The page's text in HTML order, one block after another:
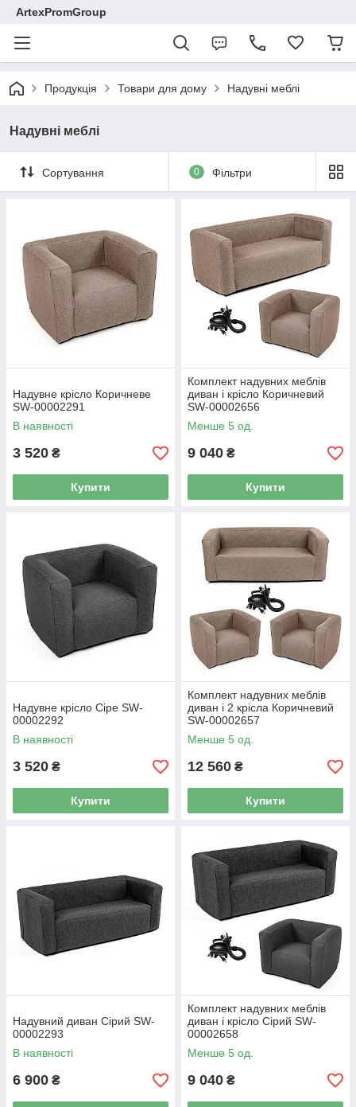
ArtexPromGroup
Продукція Товари для дому Надувні меблі
Надувні меблі
Сортування 0 Фільтри
Надувне крісло Коричневе
SW-00002291
В наявності
3 520 ₴
Купити
Комплект надувних меблів
диван і крісло Коричневий
SW-00002656
Менше 5 од.
9 040 ₴
Купити
Надувне крісло Сіре SW-
00002292
В наявності
3 520 ₴
Купити
Комплект надувних меблів
диван і 2 крісла Коричневий
SW-00002657
Менше 5 од.
12 560 ₴
Купити
Надувний диван Сірий SW-
00002293
В наявності
6 900 ₴
Комплект надувних меблів
диван і крісло Сірий SW-
00002658
Менше 5 од.
9 040 ₴